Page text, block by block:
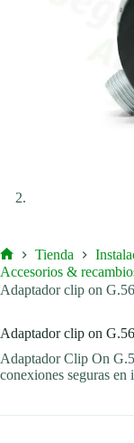
Inicio
Tienda
Accesorios &
Adaptador clip on
Adaptador clip on
Adaptador Clip On
conexiones seguras en